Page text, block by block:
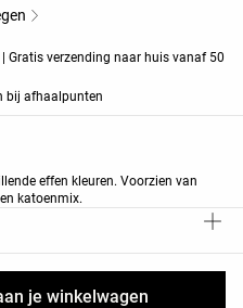
je winkelwagen
Gratis verzending naar huis vanaf 50
bij afhaalpunten
effen kleuren. Voorzien van
katoenmix.